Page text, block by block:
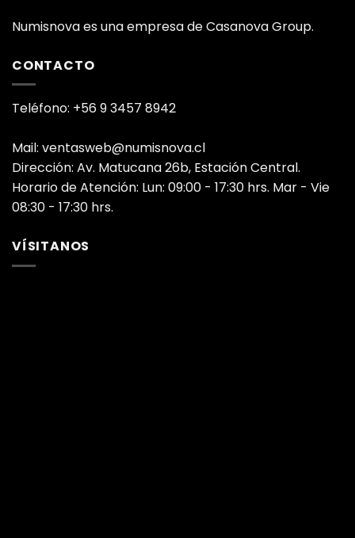
Numisnova es una empresa de Casanova Group.
CONTACTO
Teléfono: +56 9 3457 8942
Mail: ventasweb@numisnova.cl
Dirección: Av. Matucana 26b, Estación Central.
Horario de Atención: Lun: 09:00 - 17:30 hrs. Mar - Vie
08:30 - 17:30 hrs.
VÍSITANOS